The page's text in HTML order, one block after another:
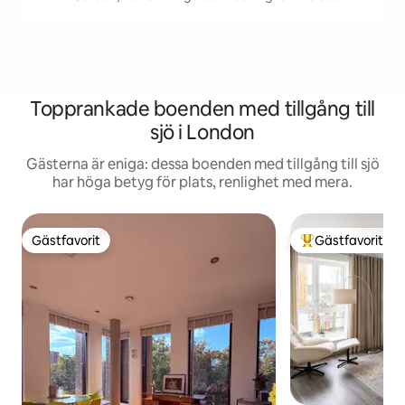
Topprankade boenden med tillgång till
sjö i London
Gästerna är eniga: dessa boenden med tillgång till sjö
har höga betyg för plats, renlighet med mera.
Gästfavorit
Gästfavorit Populär
Gästfavorit